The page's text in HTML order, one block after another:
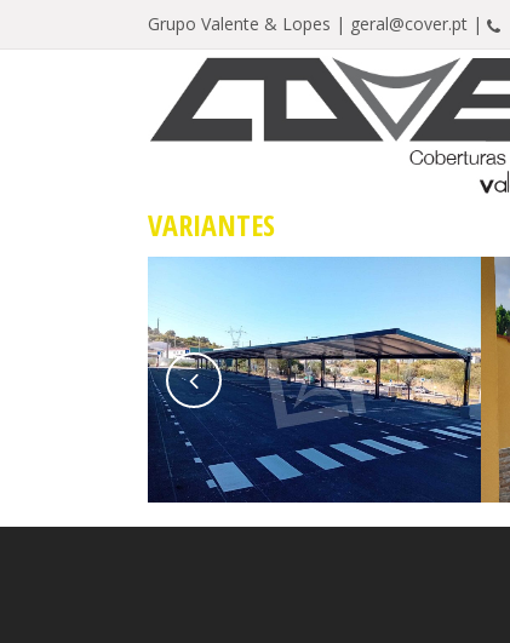
Grupo Valente & Lopes | geral@cover.pt |
VARIANTES